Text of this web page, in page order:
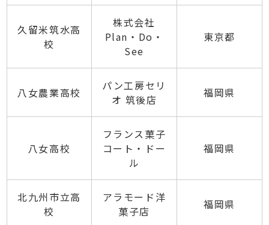
久留米筑水高
校
株式会社
Plan・Do・
See
東京都
八女農業高校
パン工房セリ
オ 筑後店
福岡県
八女高校
フランス菓子
コート・ドー
ル
福岡県
北九州市立高
校
アラモード洋
菓子店
福岡県